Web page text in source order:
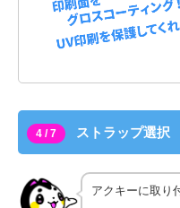
4 / 7 ストラップ選択
アクキーに取り